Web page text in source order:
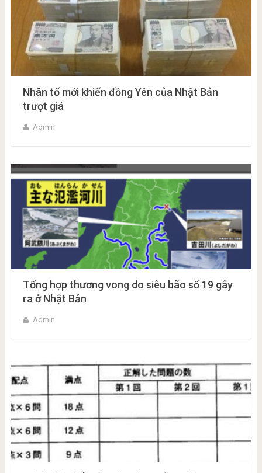
Nhân tố mới khiến đồng Yên của Nhật Bản
trượt giá
Admin
Tổng hợp thương vong do siêu bão số 19 gây
ra ở Nhật Bản
Admin